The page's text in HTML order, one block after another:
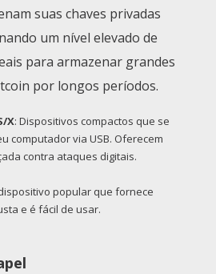
suas chaves privadas
um nível elevado de
para armazenar grandes
por longos períodos.
X: Dispositivos compactos que se
computador via USB. Oferecem
contra ataques digitais.
popular que fornece
e é fácil de usar.